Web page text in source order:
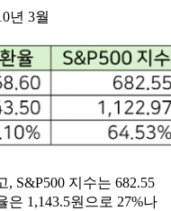
년 3월
S&P500 지수는 682.55
은 1,143.5원으로 27%나